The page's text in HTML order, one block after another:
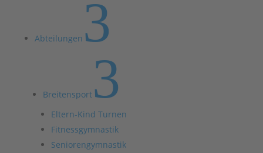
Abteilungen 3
Breitensport3
Eltern-Kind Turnen
Fitnessgymnastik
Seniorengymnastik